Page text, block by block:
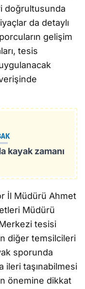
doğrultusunda
da detaylı
gelişim
tesis
kayak zamanı
İl Müdürü Ahmet
Müdürü
tesisi
diğer temsilcileri
sporunda
ileri taşınabilmesi
önemine dikkat